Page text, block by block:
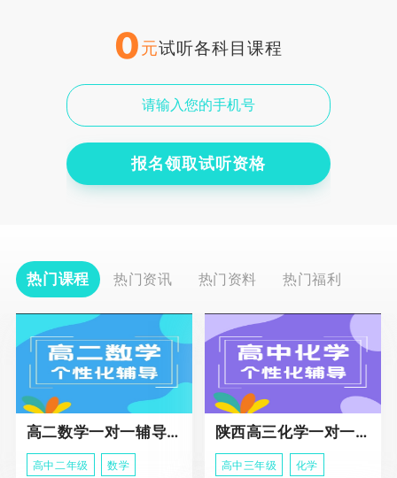
0元试听各科目课程
报名领取试听资格
热门课程 热门资讯 热门资料 热门福利
高二数学一对一辅导课程
高中二年级 数学
陕西高三化学一对一个性化辅导课程
高中三年级 化学